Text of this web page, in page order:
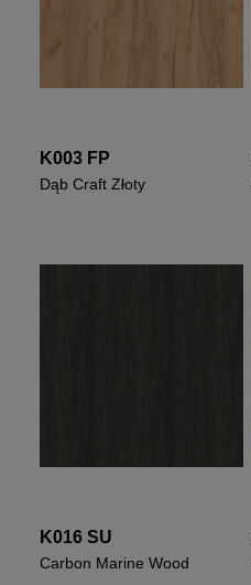
K003 FP
Dąb Craft Złoty
K016 SU
Carbon Marine Wood